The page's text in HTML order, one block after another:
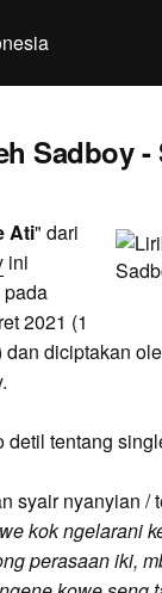
Sadboy -
Ati" dari
ini
2021 (1
diciptakan
detil tentang
syair nyanyian /
kok ngelarani
perasaan iki,